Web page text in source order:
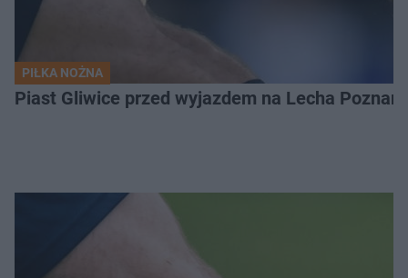
PIŁKA NOŻNA
Piast Gliwice przed wyjazdem na Lecha